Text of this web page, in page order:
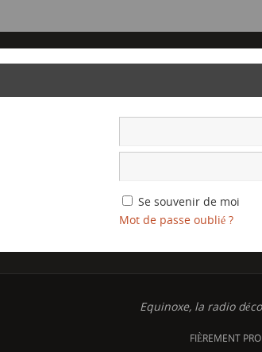
Se souvenir de moi
Mot de passe oublié ?
Equinoxe, la radio
FIÈREMENT